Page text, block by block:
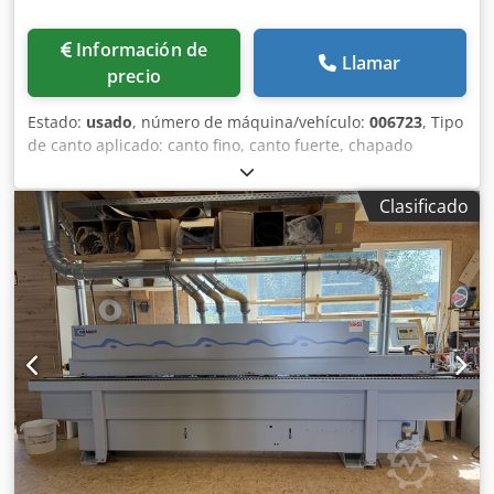
Información de
precio
Llamar
Estado: usado, número de máquina/vehículo: 006723, Tipo
de canto aplicado: canto fino, canto fuerte, chapado
Dcodpfoq A I Aajx Aqrok Sistema de unión: EVA Fresado de
juntas: sí Unidad multifuncional: sí Velocidad máx.
Velocidad de desplazamiento: 11 m/min
Clasificado